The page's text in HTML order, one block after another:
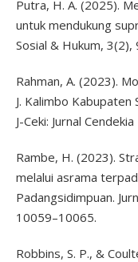
Putra, H. A. (2025).
untuk mendukung
Sosial & Hukum, 3(2),
Rahman, A. (2023).
J. Kalimbo
J-Ceki: Jurnal
Rambe, H. (2023).
melalui asrama
Padangsidimpuan.
10059–10065.
Robbins, S. P., &